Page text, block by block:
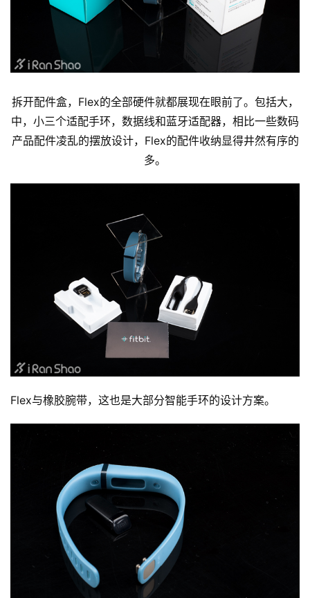
拆开配件盒，Flex的全部硬件就都展现在眼前了。包括大，
中，小三个适配手环，数据线和蓝牙适配器，相比一些数码
产品配件凌乱的摆放设计，Flex的配件收纳显得井然有序的
多。
Flex与橡胶腕带，这也是大部分智能手环的设计方案。